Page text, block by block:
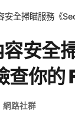
安全掃瞄服務《
安全
查你的
網路社群